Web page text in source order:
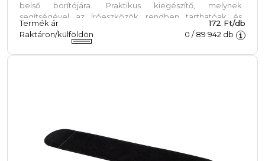
belső borítójára. Praktikus kiegészítő, melynek
segítségével az íróeszközök rendben tarthatóak és
könnyen hozzáférhetőek.
Termék ár
172 Ft/db
Raktáron/külföldön
0 /89 942 db